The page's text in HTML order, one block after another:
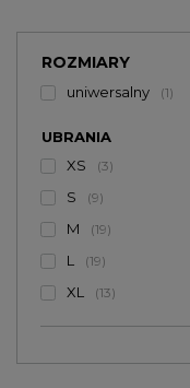
ROZMIARY
uniwersalny 1
UBRANIA
XS
3
S 9
M 19
L 19
XL 13